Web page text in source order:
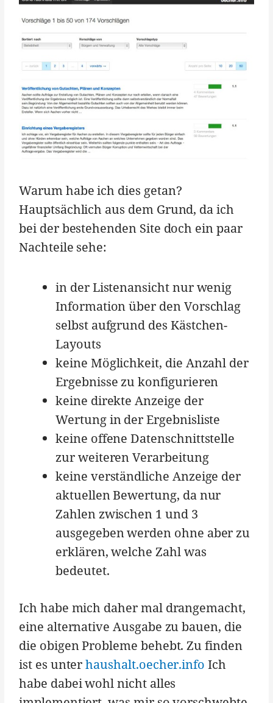
Warum habe ich dies getan?
Hauptsächlich aus dem Grund, da ich
bei der bestehenden Site doch ein paar
Nachteile sehe:
in der Listenansicht nur wenig
Information über den Vorschlag
selbst aufgrund des Kästchen-
Layouts
keine Möglichkeit, die Anzahl der
Ergebnisse zu konfigurieren
keine direkte Anzeige der
Wertung in der Ergebnisliste
keine offene Datenschnittstelle
zur weiteren Verarbeitung
keine verständliche Anzeige der
aktuellen Bewertung, da nur
Zahlen zwischen 1 und 3
ausgegeben werden ohne aber zu
erklären, welche Zahl was
bedeutet.
Ich habe mich daher mal drangemacht,
eine alternative Ausgabe zu bauen, die
die obigen Probleme behebt. Zu finden
ist es unterhaushalt.oecher.info Ich
habe dabei wohl nicht alles